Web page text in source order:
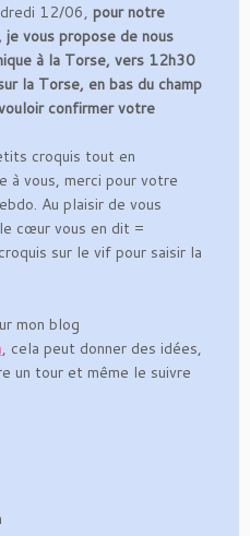
12/06, pour notre
je vous propose de nous
à la Torse, vers 12h30
la Torse, en bas du champ
confirmer votre
croquis tout en
à vous, merci pour votre
Au plaisir de vous
cœur vous en dit =
sur le vif pour saisir la
mon blog
, cela peut donner des idées,
un tour et même le suivre